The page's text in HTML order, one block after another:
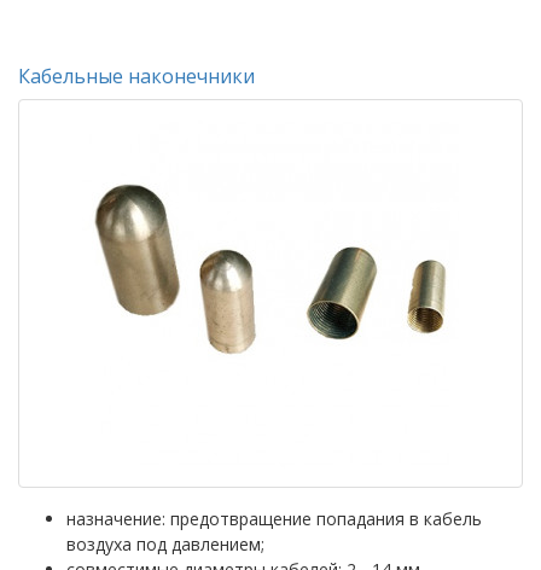
Кабельные наконечники
назначение: предотвращение попадания в кабель
воздуха под давлением;